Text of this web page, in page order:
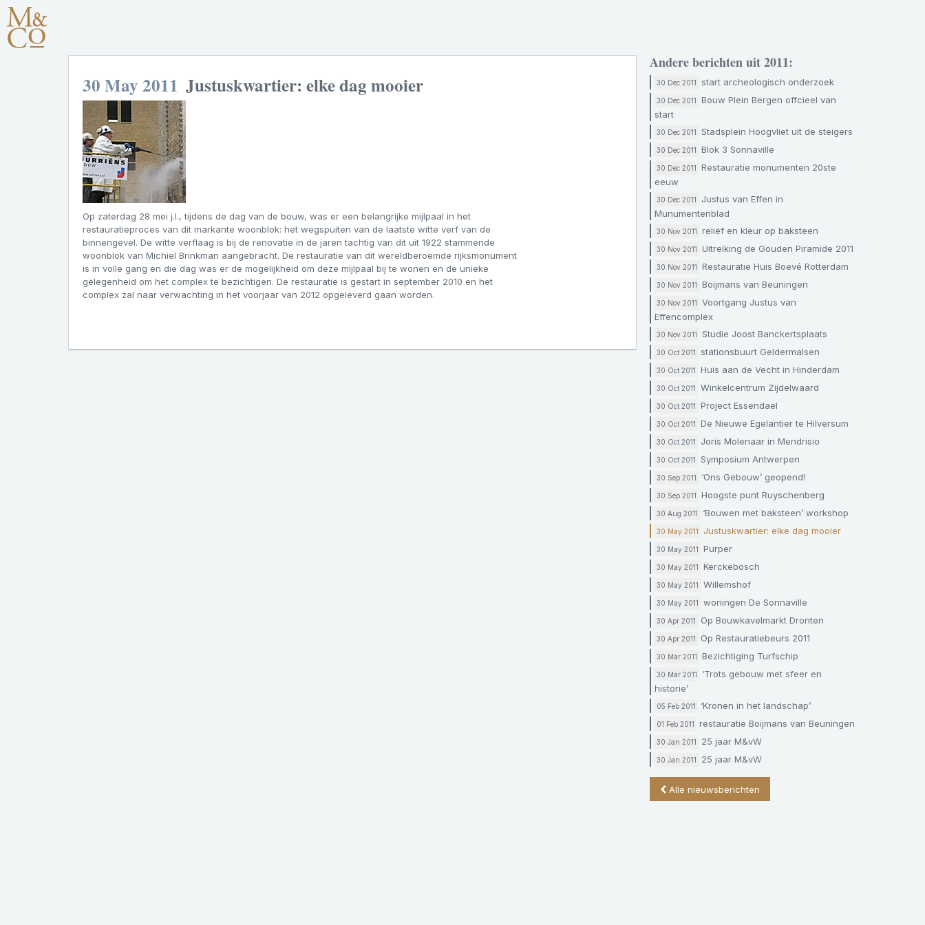
30 May 2011 Justuskwartier: elke dag mooier
Op zaterdag 28 mei j.l., tijdens de dag van de bouw, was er een belangrijke mijlpaal in het
restauratieproces van dit markante woonblok: het wegspuiten van de laatste witte verf van de
binnengevel. De witte verflaag is bij de renovatie in de jaren tachtig van dit uit 1922 stammende
woonblok van Michiel Brinkman aangebracht. De restauratie van dit wereldberoemde rijksmonument
is in volle gang en die dag was er de mogelijkheid om deze mijlpaal bij te wonen en de unieke
gelegenheid om het complex te bezichtigen. De restauratie is gestart in september 2010 en het
complex zal naar verwachting in het voorjaar van 2012 opgeleverd gaan worden.
Andere berichten uit 2011:
30 Dec 2011 start archeologisch onderzoek
30 Dec 2011
Bouw Plein Bergen offcieel van
start
30 Dec 2011 Stadsplein Hoogvliet uit de steigers
30 Dec 2011 Blok 3 Sonnaville
30 Dec 2011
Restauratie monumenten 20ste
eeuw
30 Dec 2011
Justus van Effen in
Munumentenblad
30 Nov 2011 reliëf en kleur op baksteen
30 Nov 2011 Uitreiking de Gouden Piramide 2011
30 Nov 2011 Restauratie Huis Boevé Rotterdam
30 Nov 2011 Boijmans van Beuningen
30 Nov 2011
Voortgang Justus van
Effencomplex
30 Nov 2011 Studie Joost Banckertsplaats
30 Oct 2011 stationsbuurt Geldermalsen
30 Oct 2011 Huis aan de Vecht in Hinderdam
30 Oct 2011 Winkelcentrum Zijdelwaard
30 Oct 2011 Project Essendael
30 Oct 2011 De Nieuwe Egelantier te Hilversum
30 Oct 2011 Joris Molenaar in Mendrisio
30 Oct 2011 Symposium Antwerpen
30 Sep 2011 ‘Ons Gebouw’ geopend!
30 Sep 2011 Hoogste punt Ruyschenberg
30 Aug 2011 ‘Bouwen met baksteen’ workshop
30 May 2011 Justuskwartier: elke dag mooier
30 May 2011 Purper
30 May 2011 Kerckebosch
30 May 2011 Willemshof
30 May 2011 woningen De Sonnaville
30 Apr 2011 Op Bouwkavelmarkt Dronten
30 Apr 2011 Op Restauratiebeurs 2011
30 Mar 2011 Bezichtiging Turfschip
30 Mar 2011
‘Trots gebouw met sfeer en
historie’
05 Feb 2011 ‘Kronen in het landschap’
01 Feb 2011 restauratie Boijmans van Beuningen
30 Jan 2011 25 jaar M&vW
30 Jan 2011 25 jaar M&vW
Alle nieuwsberichten